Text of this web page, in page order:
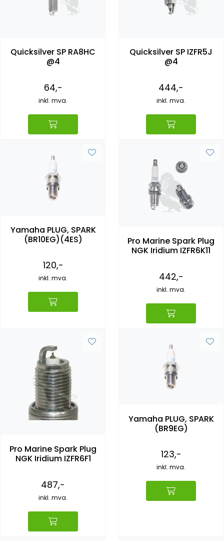
Quicksilver SP RA8HC
@4
64,-
inkl. mva.
Quicksilver SP IZFR5J
@4
444,-
inkl. mva.
Yamaha PLUG, SPARK
(BR10EG)(4ES)
120,-
inkl. mva.
Pro Marine Spark Plug
NGK Iridium IZFR6K11
442,-
inkl. mva.
Pro Marine Spark Plug
NGK Iridium IZFR6F1
487,-
inkl. mva.
Yamaha PLUG, SPARK
(BR9EG)
123,-
inkl. mva.